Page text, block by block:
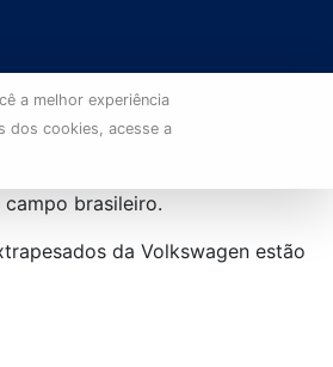
a melhor experiência
dos cookies, acesse a
brasileiro.
da Volkswagen estão